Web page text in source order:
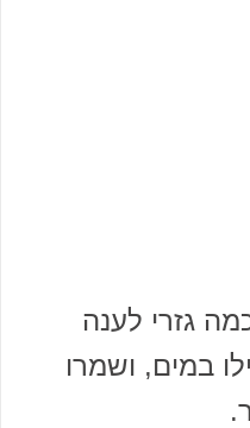
גזרי לענה
במים, ושמרו